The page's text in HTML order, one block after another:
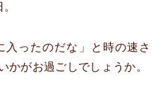
入ったのだな」と時の速さ
かがお過ごしでしょうか。